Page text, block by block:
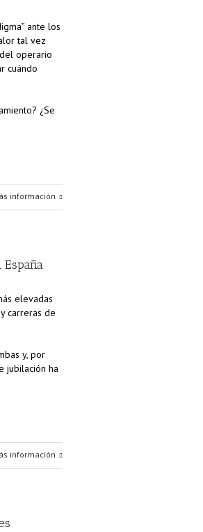
ante los
tal vez
operario
cuándo
¿Se
información
elevadas
carreras de
y, por
jubilación ha
información